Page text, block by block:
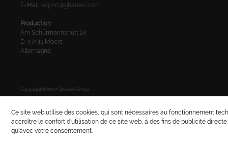
E-Mail: export@gharieni.com
Production
Am Schürmannshütt 24
D-47441 Moers
Allemagne
Copyright © 2022 Gharieni Group
Ce site web utilise des cookies, qui sont nécessaires au fonctionnement
accroître le confort d'utilisation de ce site web, à des fins de publicité
qu'avec votre consentement.